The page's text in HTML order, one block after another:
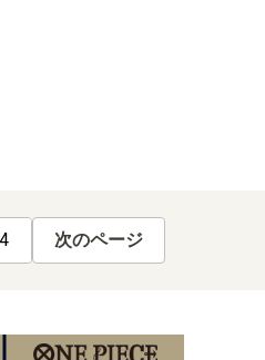
4 次のページ